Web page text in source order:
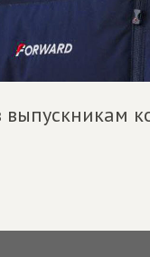
выпускникам